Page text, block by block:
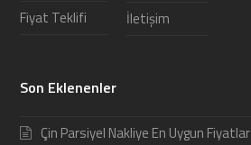
Fiyat Teklifi
İletişim
Son Eklenenler
Çin Parsiyel Nakliye En Uygun Fiyatlar